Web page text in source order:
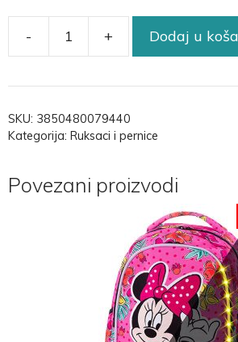
- + Dodaj u
SKU: 3850480079440
Kategorija: Ruksaci i pernice
Povezani proizvodi